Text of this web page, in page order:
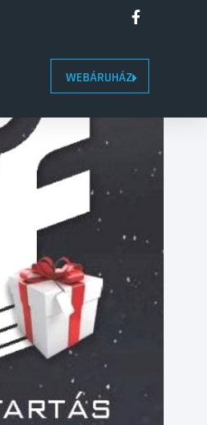
WEBÁRUHÁZ